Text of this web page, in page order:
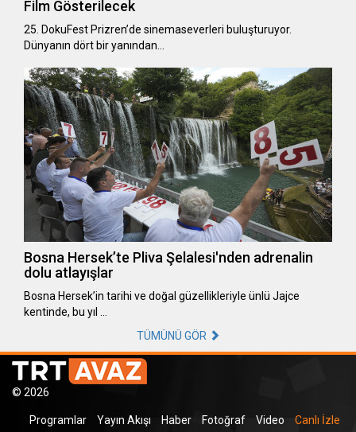
Film Gösterilecek
25. DokuFest Prizren’de sinemaseverleri buluşturuyor.
Dünyanın dört bir yanından…
Bosna Hersek’te Pliva Şelalesi'nden adrenalin
dolu atlayışlar
Bosna Hersek’in tarihi ve doğal güzellikleriyle ünlü Jajce
kentinde, bu yıl …
TÜMÜNÜ GÖR
© 2026
Programlar Yayın Akışı Haber Fotoğraf Video Canlı İzle